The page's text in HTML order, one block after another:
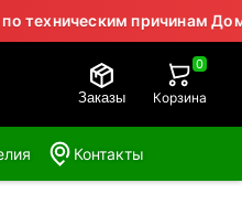
причинам
Заказы Корзина
0
Контакты